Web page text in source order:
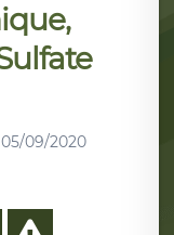
05/09/2020